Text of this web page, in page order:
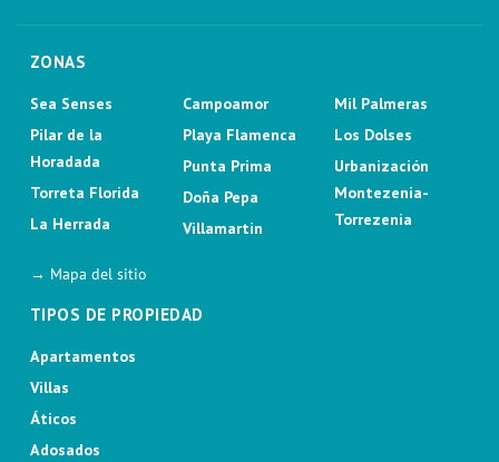
ZONAS
Sea Senses
Pilar de la
Horadada
Torreta Florida
La Herrada
Campoamor
Playa Flamenca
Punta Prima
Doña Pepa
Villamartin
Mil Palmeras
Los Dolses
Urbanización
Montezenia-
Torrezenia
→ Mapa del sitio
TIPOS DE PROPIEDAD
Apartamentos
Villas
Áticos
Adosados